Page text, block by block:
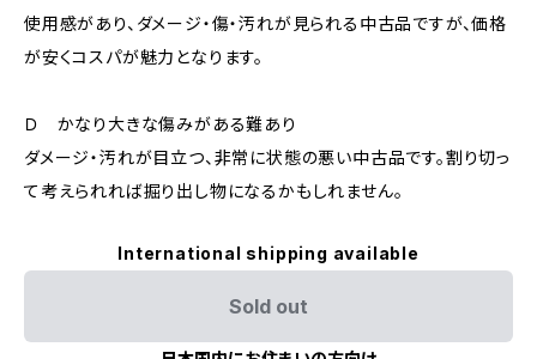
使用感があり、ダメージ・傷・汚れが見られる中古品ですが、価格
が安くコスパが魅力となります。
Ｄ かなり大きな傷みがある難あり
ダメージ・汚れが目立つ、非常に状態の悪い中古品です。割り切っ
て考えられれば掘り出し物になるかもしれません。
International shipping available
Sold out